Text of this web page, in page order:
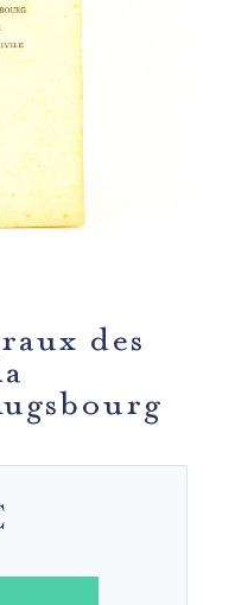
des